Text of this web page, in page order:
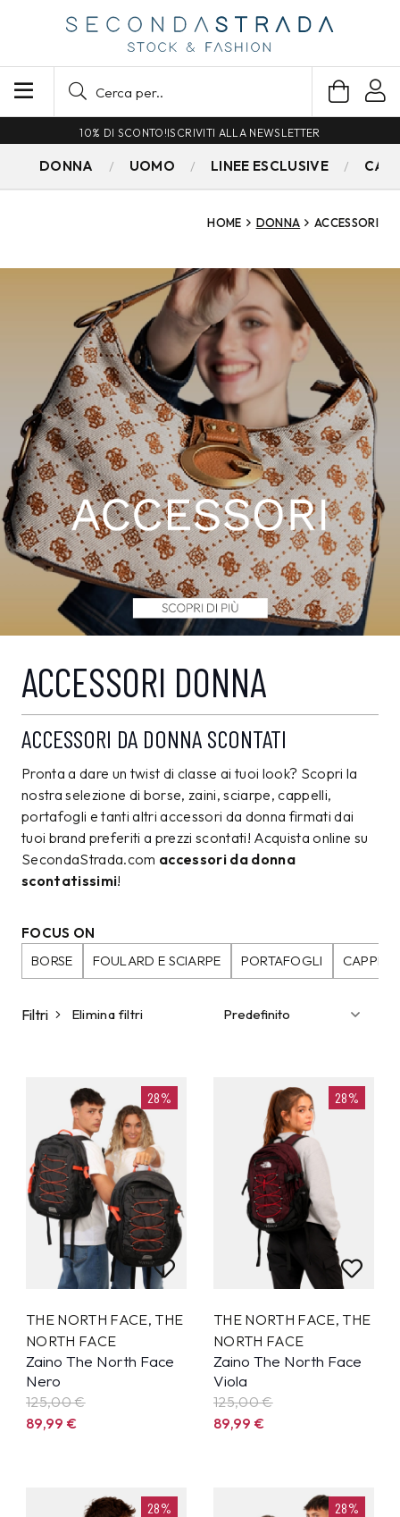
SPEDIZIONE GRATUITA PER ORDINI SUPERIORI A 79€
DONNA UOMO LINEE ESCLUSIVE
HOME DONNA ACCESSORI
ACCESSORI DONNA
ACCESSORI DA DONNA SCONTATI
Pronta a dare un twist di classe ai tuoi look? Scopri la
nostra selezione di borse, zaini, sciarpe, cappelli,
portafogli e tanti altri accessori da donna firmati dai
tuoi brand preferiti a prezzi scontati! Acquista online su
SecondaStrada.com accessori da donna
scontatissimi!
FOCUS ON
BORSE
FOULARD E SCIARPE PORTAFOGLI
Filtri Elimina filtri
28%
THE NORTH FACE, THE
NORTH FACE
Zaino The North Face
Nero
125,00 €
89,99€
28%
THE NORTH FACE, THE
NORTH FACE
Zaino The North Face
Viola
125,00 €
89,99€
28% 28%